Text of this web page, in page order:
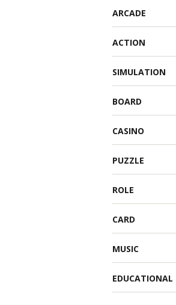
ARCADE
ACTION
SIMULATION
BOARD
CASINO
PUZZLE
ROLE
CARD
MUSIC
EDUCATIONAL